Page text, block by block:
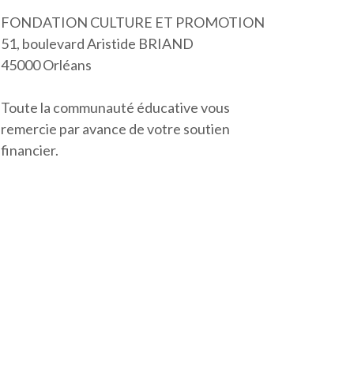
FONDATION CULTURE ET PROMOTION
51, boulevard Aristide BRIAND
45000 Orléans
Toute la communauté éducative vous
remercie par avance de votre soutien
financier.